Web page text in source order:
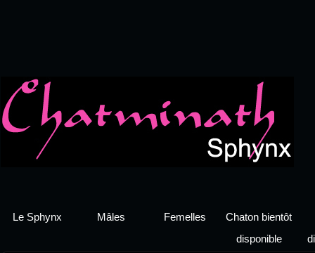
Le Sphynx Mâles Femelles
Chaton bientôt
disponible